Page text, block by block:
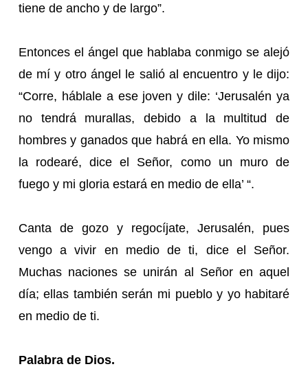
tiene de ancho y de largo”.
Entonces el ángel que hablaba conmigo se alejó
de mí y otro ángel le salió al encuentro y le dijo:
“Corre, háblale a ese joven y dile: ‘Jerusalén ya
no tendrá murallas, debido a la multitud de
hombres y ganados que habrá en ella. Yo mismo
la rodearé, dice el Señor, como un muro de
fuego y mi gloria estará en medio de ella’ “.
Canta de gozo y regocíjate, Jerusalén, pues
vengo a vivir en medio de ti, dice el Señor.
Muchas naciones se unirán al Señor en aquel
día; ellas también serán mi pueblo y yo habitaré
en medio de ti.
Palabra de Dios.